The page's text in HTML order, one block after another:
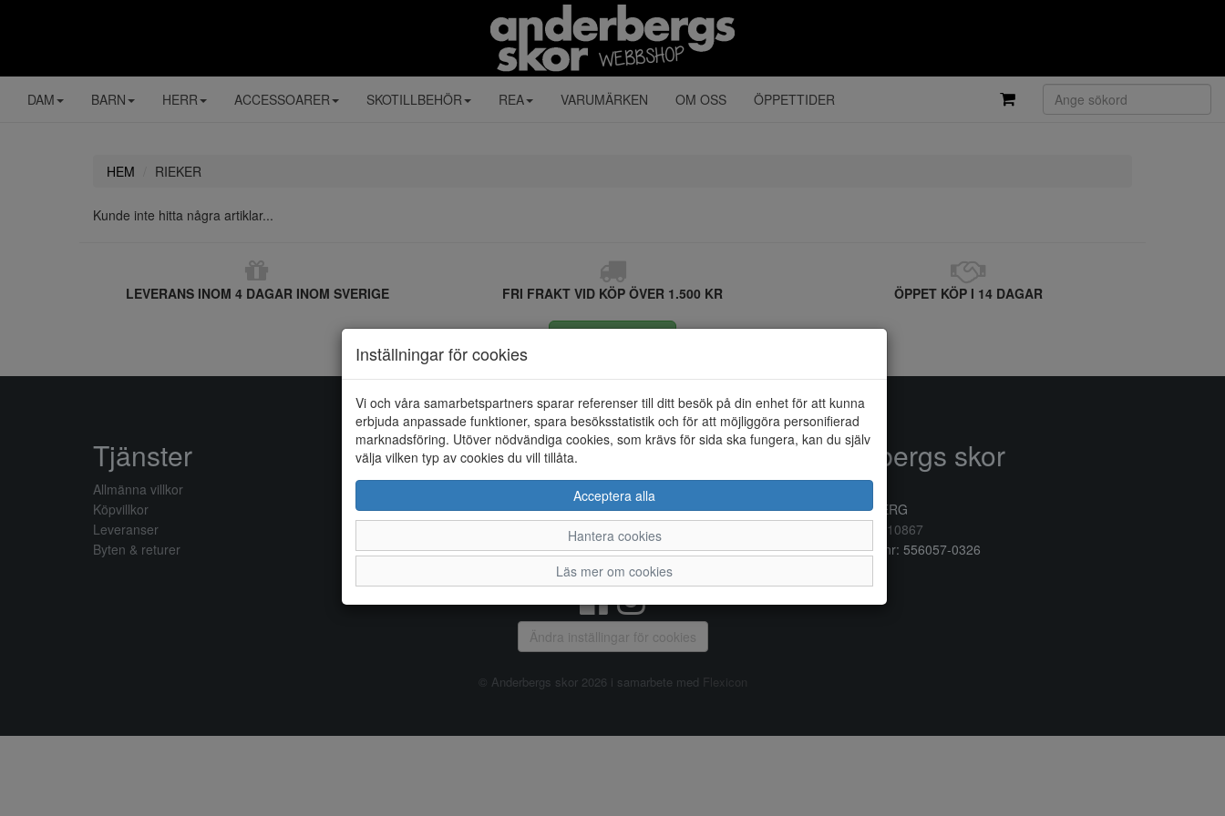
DAM BARN HERR ACCESSOARER SKOTILLBEHÖR REA VARUMÄRKEN OM OSS ÖPPETTIDER
HEM RIEKER
Kunde inte hitta några artiklar...
LEVERANS INOM 4 DAGAR INOM SVERIGE FRI FRAKT VID KÖP ÖVER 1.500 KR ÖPPET KÖP I 14 DAGAR
Inställningar för cookies
Vi och våra samarbetspartners sparar referenser till ditt besök på din enhet för att kunna
erbjuda anpassade funktioner, spara besöksstatistik och för att möjliggöra personifierad
marknadsföring. Utöver nödvändiga cookies, som krävs för sida ska fungera, kan du själv
välja vilken typ av cookies du vill tillåta.
Acceptera alla
Hantera cookies
Läs mer om cookies
Tjänster
Allmänna villkor
Köpvillkor
Leveranser
Byten & returer
Allmänt
Om oss
Öppettider
Anderbergs skor
432 41 VARBERG
0340/10867
Organisationsnr: 556057-0326
Ändra inställingar för cookies
© Anderbergs skor 2026 i samarbete med Flexicon